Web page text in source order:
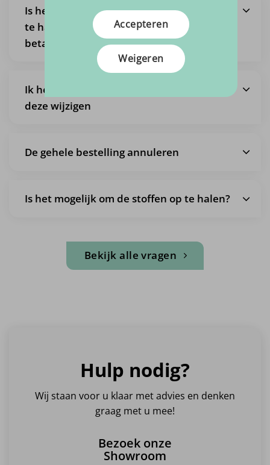
Is het ook mogelijk om een bestelling af
te halen, zodat ik geen verzendkosten
betaal?
Ik heb een bestelling gedaan maar wil
deze wijzigen
De gehele bestelling annuleren
Is het mogelijk om de stoffen op te halen?
Bekijk alle vragen
Hulp nodig?
Wij staan voor u klaar met advies en denken
graag met u mee!
Bezoek onze
Showroom
Accepteren
Weigeren